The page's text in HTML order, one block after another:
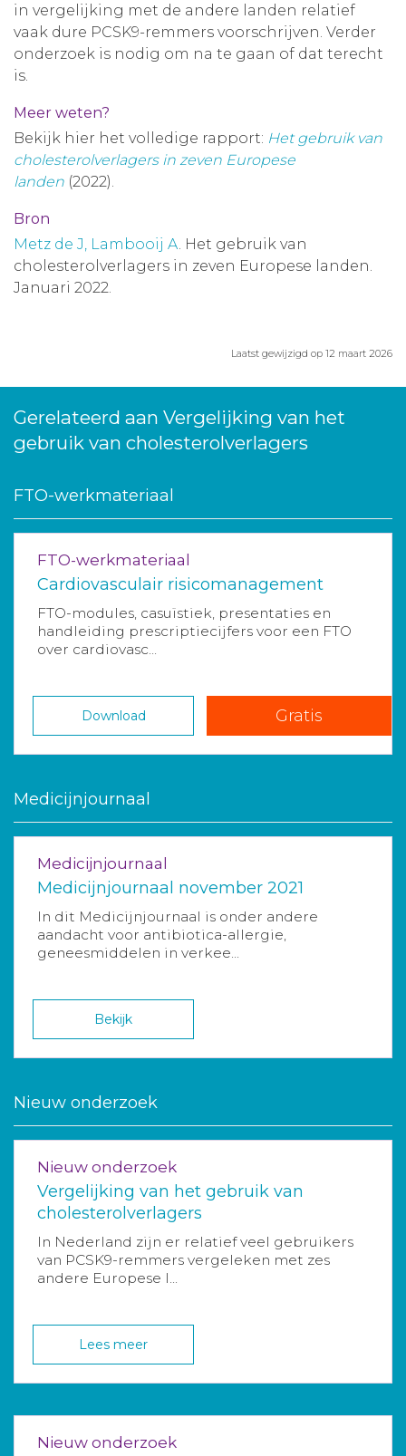
in vergelijking met de andere landen relatief
vaak dure PCSK9-remmers voorschrijven. Verder
onderzoek is nodig om na te gaan of dat terecht
is.
Meer weten?
Bekijk hier het volledige rapport: Het gebruik van
cholesterolverlagers in zeven Europese
landen (2022).
Bron
Metz de J, Lambooij A. Het gebruik van
cholesterolverlagers in zeven Europese landen.
Januari 2022.
Laatst gewijzigd op 12 maart 2026
Gerelateerd aan Vergelijking van het
gebruik van cholesterolverlagers
FTO-werkmateriaal
FTO-werkmateriaal
Cardiovasculair risicomanagement
FTO-modules, casuïstiek, presentaties en
handleiding prescriptiecijfers voor een FTO
over cardiovasc...
Download Gratis
Medicijnjournaal
Medicijnjournaal
Medicijnjournaal november 2021
In dit Medicijnjournaal is onder andere
aandacht voor antibiotica-allergie,
geneesmiddelen in verkee...
Bekijk
Nieuw onderzoek
Nieuw onderzoek
Vergelijking van het gebruik van
cholesterolverlagers
In Nederland zijn er relatief veel gebruikers
van PCSK9-remmers vergeleken met zes
andere Europese l...
Lees meer
Nieuw onderzoek